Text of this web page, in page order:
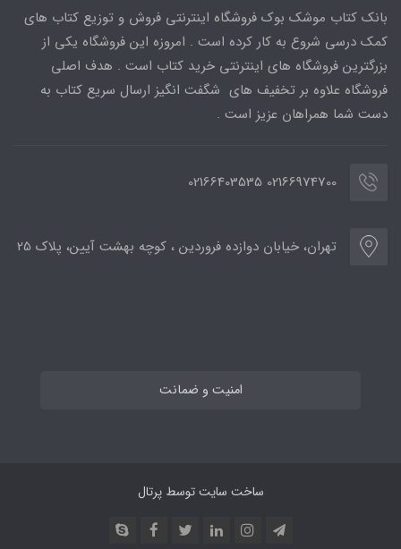
بانک کتاب موشک بوک فروشگاه اینترنتی فروش و توزیع کتاب های
کمک درسی شروع به کار کرده است . امروزه این فروشگاه یکی از
بزرگترین فروشگاه های اینترنتی خرید کتاب است . هدف اصلی
فروشگاه علاوه بر تخفیف های شگفت انگیز ارسال سریع کتاب به
دست شما همراهان عزیز است .
02166974700 02166403535
تهران، خیابان دوازده فروردین ، کوچه بهشت آیین، پلاک 25
امنیت و ضمانت
ساخت سایت توسطپرتال